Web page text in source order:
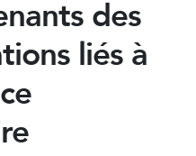
des
liés à